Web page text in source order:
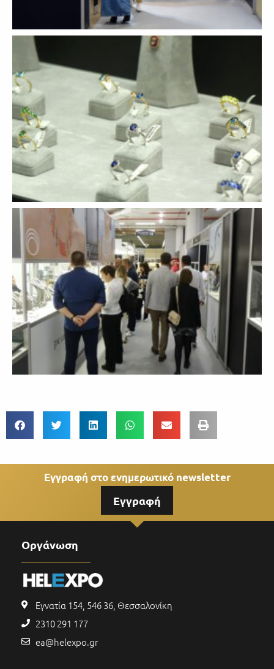
Εγγραφή στο ενημερωτικό newsletter
Εγγραφή
Οργάνωση
Εγνατία 154, 546 36, Θεσσαλονίκη
2310 291 177
ea@helexpo.gr